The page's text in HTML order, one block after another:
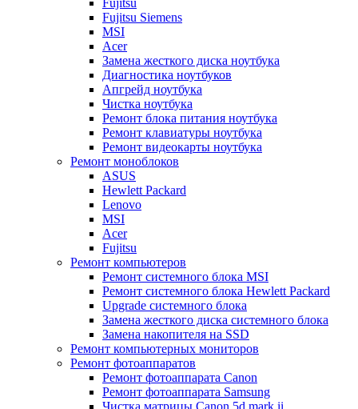
Fujitsu
Fujitsu Siemens
MSI
Acer
Замена жесткого диска ноутбука
Диагностика ноутбуков
Апгрейд ноутбука
Чистка ноутбука
Ремонт блока питания ноутбука
Ремонт клавиатуры ноутбука
Ремонт видеокарты ноутбука
Ремонт моноблоков
ASUS
Hewlett Packard
Lenovo
MSI
Acer
Fujitsu
Ремонт компьютеров
Ремонт системного блока MSI
Ремонт системного блока Hewlett Packard
Upgrade системного блока
Замена жесткого диска системного блока
Замена накопителя на SSD
Ремонт компьютерных мониторов
Ремонт фотоаппаратов
Ремонт фотоаппарата Canon
Ремонт фотоаппарата Samsung
Чистка матрицы Canon 5d mark ii